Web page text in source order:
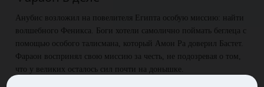
Анубис возложил на повелителя Египта особую миссию: найти
волшебного Феникса. Боги хотели самолично поймать беглеца с
помощью особого талисмана, который Амон Ра доверил Бастет.
Фараон воспринял свою миссию за честь, не подозревая о том,
что у великих осталось сил почти на донышке.